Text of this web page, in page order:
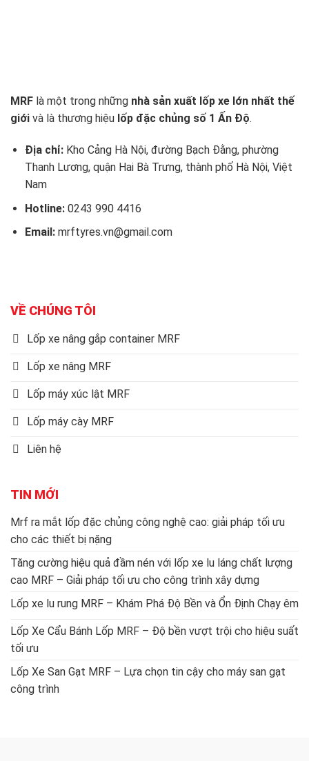
MRF là một trong những nhà sản xuất lốp xe lớn nhất thế
giới và là thương hiệu lốp đặc chủng số 1 Ấn Độ.
Địa chỉ:Kho Cảng Hà Nội, đường Bạch Đằng, phường
Thanh Lương, quận Hai Bà Trưng, thành phố Hà Nội, Việt
Nam
Hotline: 0243 990 4416
Email: mrftyres.vn@gmail.com
VỀ CHÚNG TÔI
Lốp xe nâng gắp container MRF
Lốp xe nâng MRF
Lốp máy xúc lật MRF
Lốp máy cày MRF
Liên hệ
TIN MỚI
Mrf ra mắt lốp đặc chủng công nghệ cao: giải pháp tối ưu
cho các thiết bị nặng
Tăng cường hiệu quả đầm nén với lốp xe lu láng chất lượng
cao MRF – Giải pháp tối ưu cho công trình xây dựng
Lốp xe lu rung MRF – Khám Phá Độ Bền và Ổn Định Chạy êm
Lốp Xe Cẩu Bánh Lốp MRF – Độ bền vượt trội cho hiệu suất
tối ưu
Lốp Xe San Gạt MRF – Lựa chọn tin cậy cho máy san gạt
công trình